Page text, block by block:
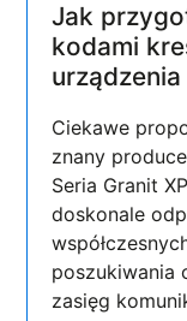
Jak
kodami
urządzenia
Ciekawe
znany
Seria Granit
doskonale
poszukiwania
zasięg